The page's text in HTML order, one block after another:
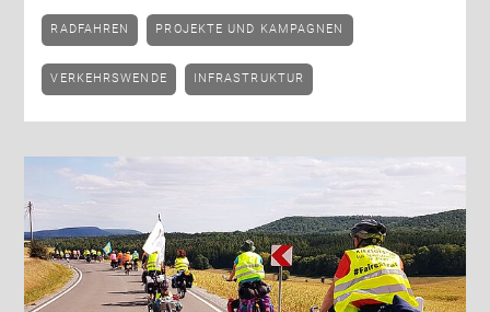
RADFAHREN PROJEKTE UND KAMPAGNEN
VERKEHRSWENDE INFRASTRUKTUR